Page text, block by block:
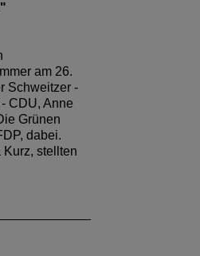
am 26.
Schweitzer -
CDU, Anne
Grünen
dabei.
stellten